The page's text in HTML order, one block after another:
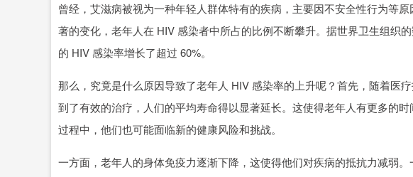
曾经，艾滋病被视为一种年轻人群体特有的疾病，主要因不安全性行为等
著的变化，老年人在 HIV 感染者中所占的比例不断攀升。据世界卫生组织
的 HIV 感染率增长了超过 60%。
那么，究竟是什么原因导致了老年人 HIV 感染率的上升呢？首先，随着医
到了有效的治疗，人们的平均寿命得以显著延长。这使得老年人有更多的
过程中，他们也可能面临新的健康风险和挑战。
一方面，老年人的身体免疫力逐渐下降，这使得他们对疾病的抵抗力减弱